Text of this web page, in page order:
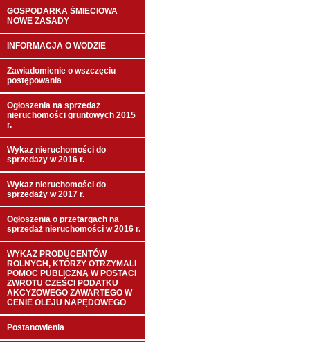
GOSPODARKA ŚMIECIOWA
NOWE ZASADY
INFORMACJA O WODZIE
Zawiadomienie o wszczęciu
postępowania
Ogłoszenia na sprzedaż
nieruchomości gruntowych 2015
r.
Wykaz nieruchomości do
sprzedazy w 2016 r.
Wykaz nieruchomości do
sprzedaży w 2017 r.
Ogłoszenia o przetargach na
sprzedaż nieruchomości w 2016 r.
WYKAZ PRODUCENTÓW
ROLNYCH, KTÓRZY OTRZYMALI
POMOC PUBLICZNĄ W POSTACI
ZWROTU CZĘŚCI PODATKU
AKCYZOWEGO ZAWARTEGO W
CENIE OLEJU NAPĘDOWEGO
Postanowienia